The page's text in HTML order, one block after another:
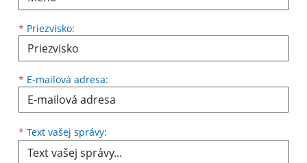
* Priezvisko:
* E-mailová adresa:
* Text vašej správy: